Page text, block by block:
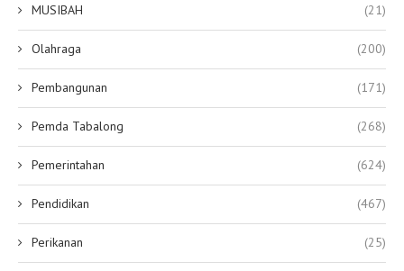
MUSIBAH (21)
Olahraga (200)
Pembangunan (171)
Pemda Tabalong (268)
Pemerintahan (624)
Pendidikan (467)
Perikanan (25)